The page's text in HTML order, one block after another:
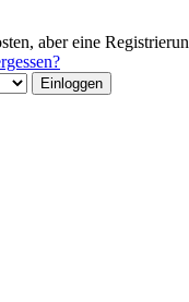
aber eine